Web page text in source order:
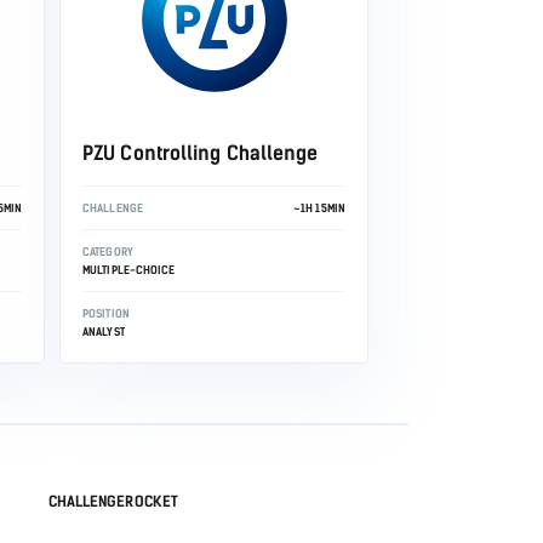
PZU Controlling Challenge
CHALLENGE ~1H 15MIN
CATEGORY
MULTIPLE-CHOICE
POSITION
ANALYST
CHALLENGEROCKET